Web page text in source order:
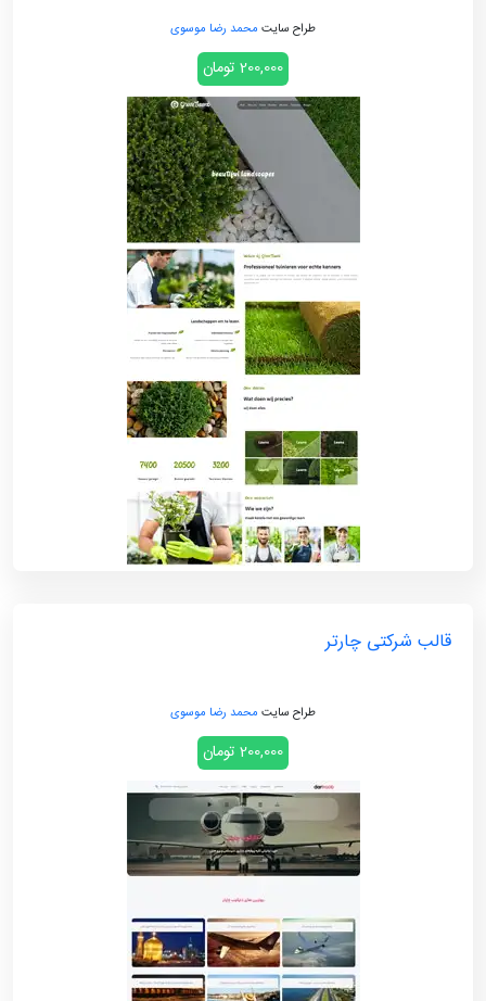
طراح سایت محمد رضا موسوی
200,000 تومان
قالب شرکتی چارتر
طراح سایت محمد رضا موسوی
200,000 تومان